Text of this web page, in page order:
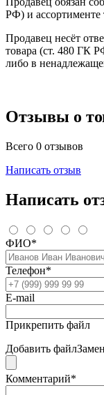
РФ) и
Продавец несёт
товара (ст. 480 ГК
либо в
Отзывы о
Всего 0 отзывов
Написать отзыв
Написать
ФИО*
Телефон*
E-mail
Прикрепить файл
Добавить файл
Комментарий*